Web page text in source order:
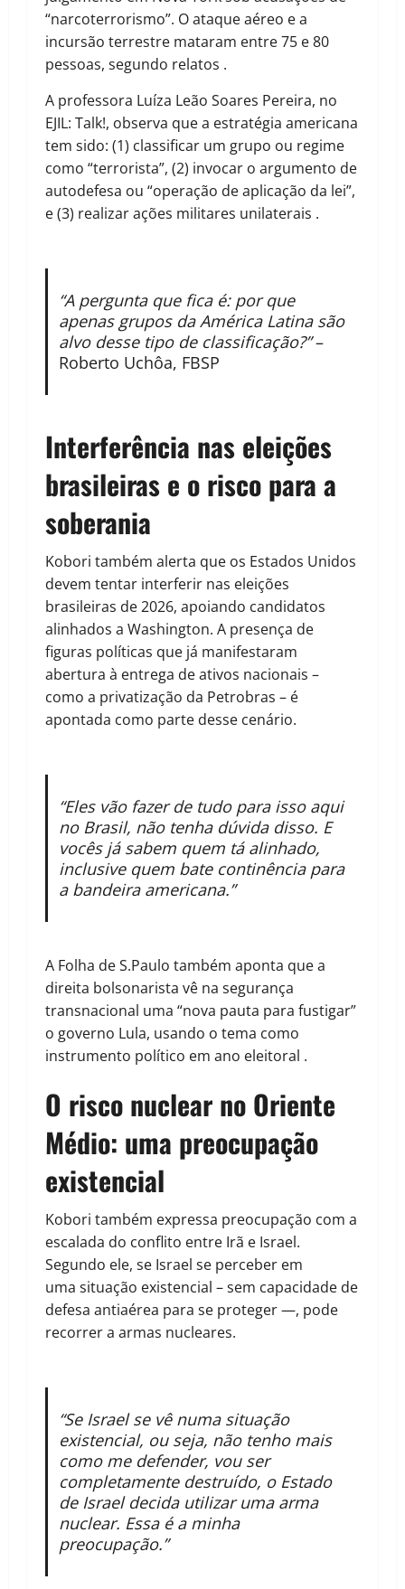
“narcoterrorismo”. O ataque aéreo e a
incursão terrestre mataram entre 75 e 80
pessoas, segundo relatos .
A professora Luíza Leão Soares Pereira, no
EJIL: Talk!, observa que a estratégia americana
tem sido: (1) classificar um grupo ou regime
como “terrorista”, (2) invocar o argumento de
autodefesa ou “operação de aplicação da lei”,
e (3) realizar ações militares unilaterais .
“A pergunta que fica é: por que
apenas grupos da América Latina são
alvo desse tipo de classificação?”–
Roberto Uchôa, FBSP
Interferência nas eleições
brasileiras e o risco para a
soberania
Kobori também alerta que os Estados Unidos
devem tentar interferir nas eleições
brasileiras de 2026, apoiando candidatos
alinhados a Washington. A presença de
figuras políticas que já manifestaram
abertura à entrega de ativos nacionais –
como a privatização da Petrobras – é
apontada como parte desse cenário.
“Eles vão fazer de tudo para isso aqui
no Brasil, não tenha dúvida disso. E
vocês já sabem quem tá alinhado,
inclusive quem bate continência para
a bandeira americana.”
A Folha de S.Paulo também aponta que a
direita bolsonarista vê na segurança
transnacional uma “nova pauta para fustigar”
o governo Lula, usando o tema como
instrumento político em ano eleitoral .
O risco nuclear no Oriente
Médio: uma preocupação
existencial
Kobori também expressa preocupação com a
escalada do conflito entre Irã e Israel.
Segundo ele, se Israel se perceber em
uma situação existencial – sem capacidade de
defesa antiaérea para se proteger —, pode
recorrer a armas nucleares.
“Se Israel se vê numa situação
existencial, ou seja, não tenho mais
como me defender, vou ser
completamente destruído, o Estado
de Israel decida utilizar uma arma
nuclear. Essa é a minha
preocupação.”